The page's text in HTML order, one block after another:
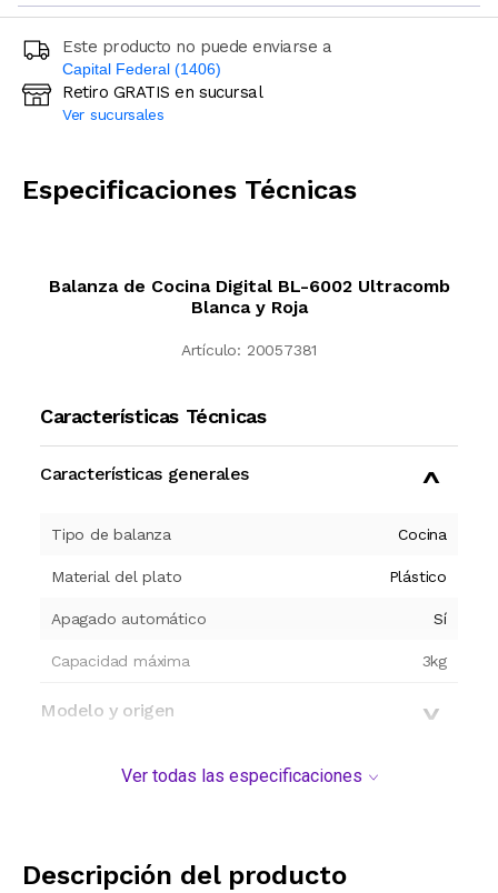
Este producto no puede enviarse a
Capital Federal (1406)
Ingresá código postal (sólo números)
Retiro GRATIS en sucursal
Ver sucursales
Especificaciones Técnicas
Balanza de Cocina Digital BL-6002 Ultracomb
Blanca y Roja
Artículo: 20057381
Características Técnicas
Características generales
Tipo de balanza Cocina
Material del plato Plástico
Apagado automático Sí
Capacidad máxima 3kg
Modelo y origen
Ver todas las especificaciones
Descripción del producto